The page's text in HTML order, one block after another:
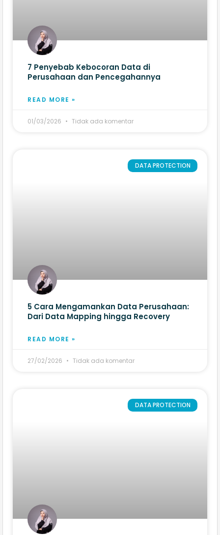
7 Penyebab Kebocoran Data di
Perusahaan dan Pencegahannya
READ MORE »
01/03/2026 Tidak ada komentar
DATA PROTECTION
5 Cara Mengamankan Data Perusahaan:
Dari Data Mapping hingga Recovery
READ MORE »
27/02/2026 Tidak ada komentar
DATA PROTECTION